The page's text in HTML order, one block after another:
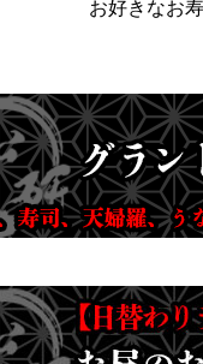
お好きなお